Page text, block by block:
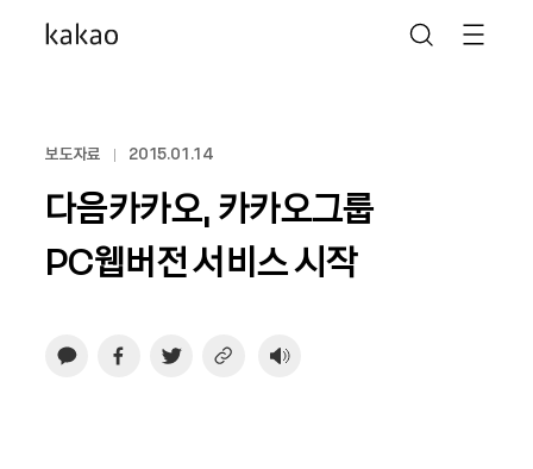
보도자료 2015.01.14
다음카카오, 카카오그룹
PC웹버전 서비스 시작